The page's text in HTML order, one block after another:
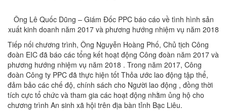
Ông Lê Quốc Dũng – Giám Đốc PPC báo cáo về tình hình sản
xuất kinh doanh năm 2017 và phương hướng nhiệm vụ năm 2018
Tiếp nối chương trình, Ông Nguyễn Hoàng Phố, Chủ tịch Công
đoàn EIC đã báo các tổng kết hoạt động Công đoàn năm 2017 và
phương hướng nhiệm vụ năm 2018 . Trong năm 2017, Công
đoàn Công ty PPC đã thực hiện tốt Thỏa ước lao động tập thể,
đảm bảo các chế độ, chính sách cho Người lao động , đồng thời
tích cực tổ chức và tham gia các hoạt động nhằm ủng hộ cho
chương trình An sinh xã hội trên địa bàn tỉnh Bạc Liêu.